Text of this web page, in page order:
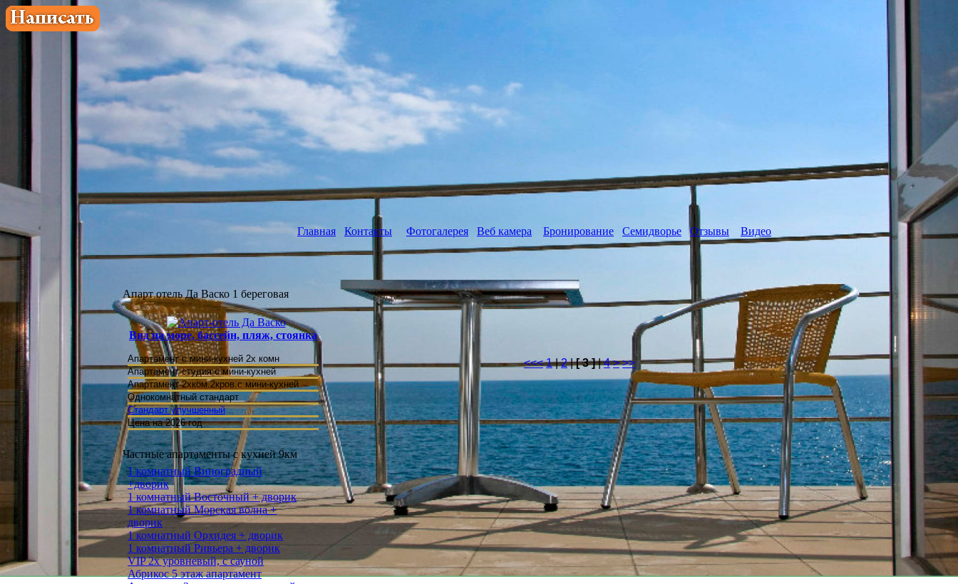
Главная Контакты Фотогалерея Веб камера Бронирование Семидворье Отзывы Видео
Апарт отель Да Васко 1 береговая
Вид на море, бассейн, пляж, стоянка
Апартамент с мини-кухней 2х комн
Апартамент студияс мини-кухней
Апартамент 2хком.2кров.с мини-кухней
Однокомнатный стандарт
Стандарт улучшенный
Цена на 2026 год
Частные апартаменты с кухней 9км
1 комнатный Виноградный
+дворик
1 комнатный Восточный + дворик
1 комнатный Морская волна +
дворик
1 комнатный Орхидея + дворик
1 комнатный Ривьера + дворик
VIP 2х уровневый, с сауной
Абрикос 5 этаж апартамент
<<< 1|2|[ 3 ]|4 > >>